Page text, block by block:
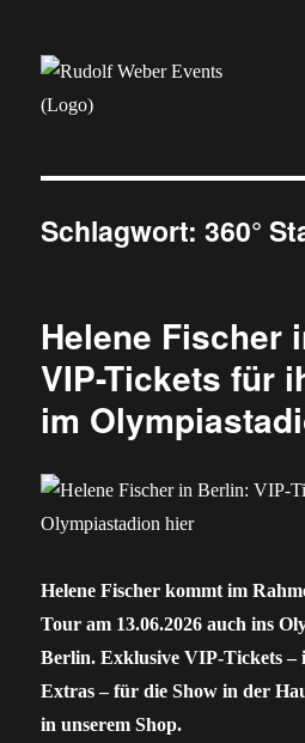
Schlagwort:360°
Helene Fischer
VIP-Tickets für
im
Helene Fischer kommt im
Tour am 13.06.2026 auch ins
Berlin. Exklusive VIP-Tickets –
Extras – für die Show in der
in unserem Shop.